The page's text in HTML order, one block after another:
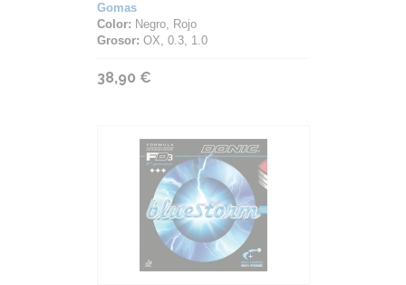
Gomas
Color: Negro, Rojo
Grosor: OX, 0.3, 1.0
38,90 €